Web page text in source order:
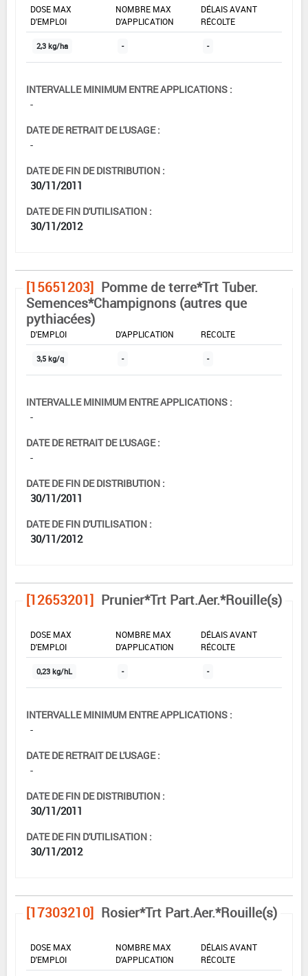
DOSE MAX
D'EMPLOI
NOMBRE MAX
D'APPLICATION
DÉLAIS AVANT
RÉCOLTE
2,3 kg/ha - -
INTERVALLE MINIMUM ENTRE APPLICATIONS :
-
DATE DE RETRAIT DE L'USAGE :
-
DATE DE FIN DE DISTRIBUTION :
30/11/2011
DATE DE FIN D'UTILISATION :
30/11/2012
[15651203] Pomme de terre*Trt Tuber.
Semences*Champignons (autres que
pythiacées)
DOSE MAX
D'EMPLOI
D'APPLICATION
RÉCOLTE
3,5 kg/q - -
INTERVALLE MINIMUM ENTRE APPLICATIONS :
-
DATE DE RETRAIT DE L'USAGE :
-
DATE DE FIN DE DISTRIBUTION :
30/11/2011
DATE DE FIN D'UTILISATION :
30/11/2012
[12653201] Prunier*Trt Part.Aer.*Rouille(s)
DOSE MAX
D'EMPLOI
NOMBRE MAX
D'APPLICATION
DÉLAIS AVANT
RÉCOLTE
0,23 kg/hL - -
INTERVALLE MINIMUM ENTRE APPLICATIONS :
-
DATE DE RETRAIT DE L'USAGE :
-
DATE DE FIN DE DISTRIBUTION :
30/11/2011
DATE DE FIN D'UTILISATION :
30/11/2012
[17303210] Rosier*Trt Part.Aer.*Rouille(s)
DOSE MAX
D'EMPLOI
NOMBRE MAX
D'APPLICATION
DÉLAIS AVANT
RÉCOLTE